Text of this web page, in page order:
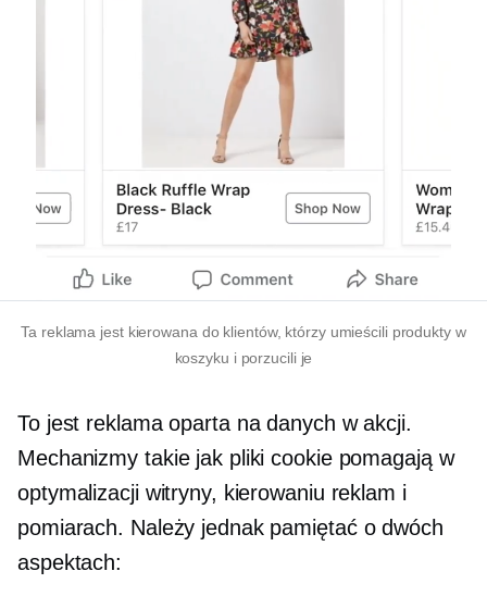
Ta reklama jest kierowana do klientów, którzy umieścili produkty w
koszyku i porzucili je
To jest reklama oparta na danych w akcji.
Mechanizmy takie jak pliki cookie pomagają w
optymalizacji witryny, kierowaniu reklam i
pomiarach. Należy jednak pamiętać o dwóch
aspektach: